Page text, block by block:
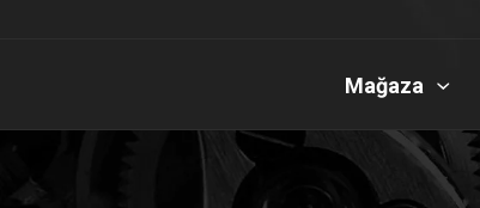
Mağaza